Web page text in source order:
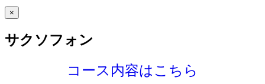
×
サクソフォン
コース内容はこちら